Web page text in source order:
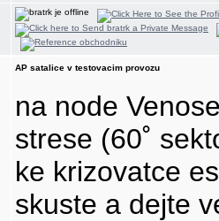
AP satalice v testovacim provozu
na node
strese (60˚
ke krizovatce
skuste a dejte